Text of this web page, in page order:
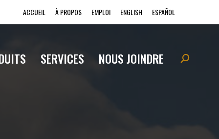
ACCUEIL À PROPOS EMPLOI ENGLISH ESPAÑOL
SERVICES NOUS JOINDRE Search: